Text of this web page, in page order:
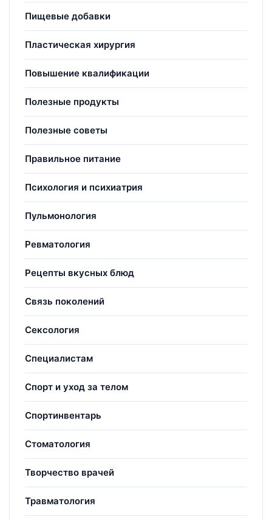
Пищевые добавки
Пластическая хирургия
Повышение квалификации
Полезные продукты
Полезные советы
Правильное питание
Психология и психиатрия
Пульмонология
Ревматология
Рецепты вкусных блюд
Связь поколений
Сексология
Специалистам
Спорт и уход за телом
Спортинвентарь
Стоматология
Творчество врачей
Травматология